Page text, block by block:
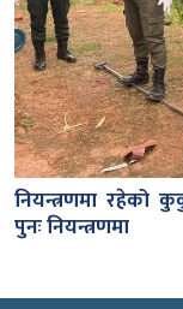
नियन्त्रणमा रहेको
पुनः नियन्त्रणमा